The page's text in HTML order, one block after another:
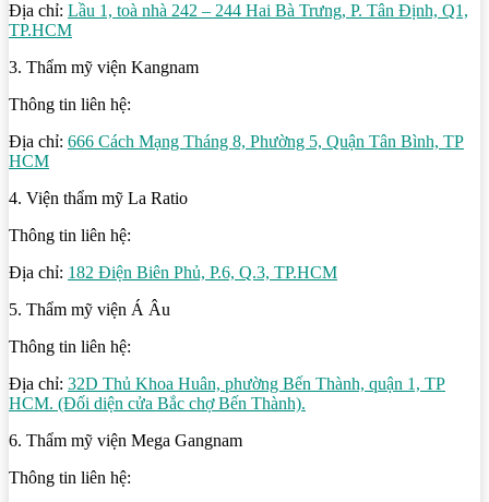
Địa chỉ: Lầu 1, toà nhà 242 – 244 Hai Bà Trưng, P. Tân Định, Q1,
TP.HCM
3. Thẩm mỹ viện Kangnam
Thông tin liên hệ:
Địa chỉ: 666 Cách Mạng Tháng 8, Phường 5, Quận Tân Bình, TP
HCM
4. Viện thẩm mỹ La Ratio
Thông tin liên hệ:
Địa chỉ: 182 Điện Biên Phủ, P.6, Q.3, TP.HCM
5. Thẩm mỹ viện Á Âu
Thông tin liên hệ:
Địa chỉ: 32D Thủ Khoa Huân, phường Bến Thành, quận 1, TP
HCM. (Đối diện cửa Bắc chợ Bến Thành).
6. Thẩm mỹ viện Mega Gangnam
Thông tin liên hệ: